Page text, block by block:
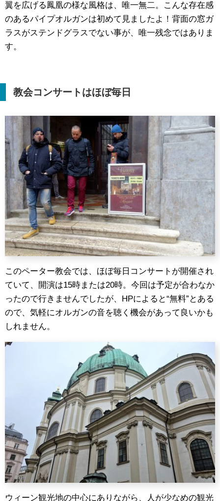
翼を広げる鳳凰の様な風格は、唯一無二。こんな存在感
のあるパイプオルガンは初めて見ましたよ！背面の窓ガ
ラスがステンドグラスでない事が、唯一残念ではありま
す。
教会コンサートはほぼ毎日
このペーター教会では、ほぼ毎日コンサートが開催され
ていて、開演は15時または20時。今回は予定が合わなか
ったので行きませんでしたが、HPによると“無料”とある
ので、気軽にオルガンの音を聴く機会があって良いかも
しれません。
ウィーン観光地の中心にありながら、人が少なめの観光